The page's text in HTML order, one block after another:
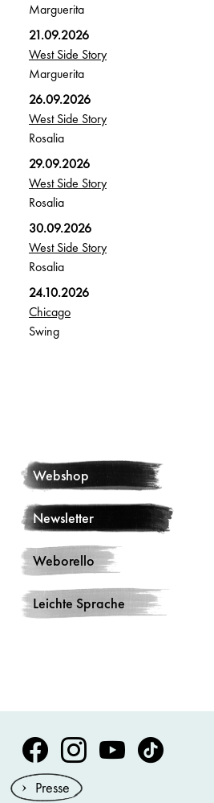
Webshop
Newsletter
Weborello
Leichte Sprache
Marguerita
21.09.2026
West Side Story
Marguerita
26.09.2026
West Side Story
Rosalia
29.09.2026
West Side Story
Rosalia
30.09.2026
West Side Story
Rosalia
24.10.2026
Chicago
Swing
Volksoper Facebook
Volksoper Instagram
Volksoper Youtube
Volksoper TikTok
Presse